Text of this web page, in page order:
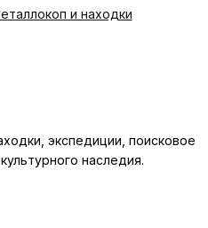
и находки
экспедиции, поисковое
наследия.